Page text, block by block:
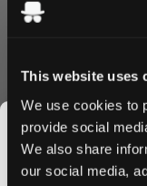
This website uses
We use cookies to
provide social
We also share
our social media,
Die 8mg
Komfort &
Bestellen Sie Ace
profitieren Sie von
Schneller Versand
Sicherer